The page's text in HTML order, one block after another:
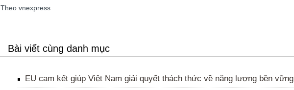
Theo vnexpress
Bài viết cùng danh mục
EU cam kết giúp Việt Nam giải quyết thách thức về năng lượng bền vững